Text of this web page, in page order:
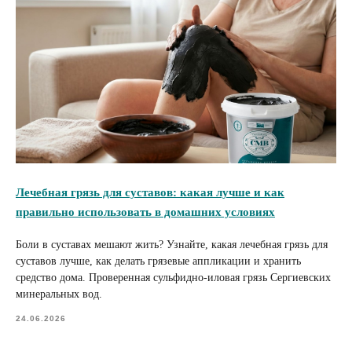
Лечебная грязь для суставов: какая лучше и как
правильно использовать в домашних условиях
Боли в суставах мешают жить? Узнайте, какая лечебная грязь для
суставов лучше, как делать грязевые аппликации и хранить
средство дома. Проверенная сульфидно-иловая грязь Сергиевских
минеральных вод.
24.06.2026